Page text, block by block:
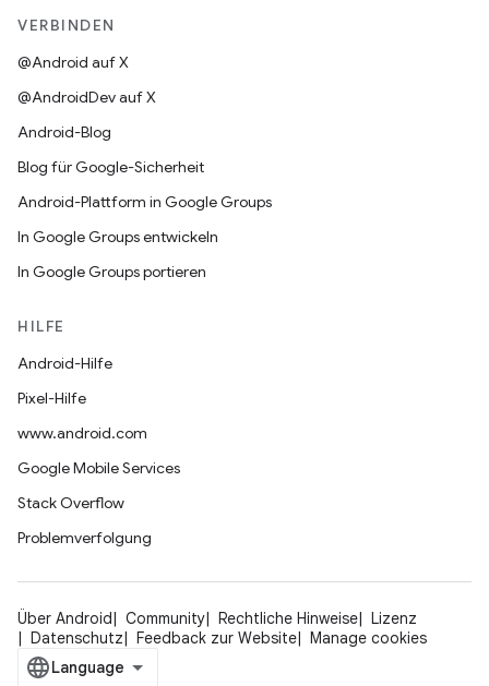
VERBINDEN
@Android auf X
@AndroidDev auf X
Android-Blog
Blog für Google-Sicherheit
Android-Plattform in Google Groups
In Google Groups entwickeln
In Google Groups portieren
HILFE
Android-Hilfe
Pixel-Hilfe
www.android.com
Google Mobile Services
Stack Overflow
Problemverfolgung
Über Android Community Rechtliche Hinweise
Lizenz
Datenschutz
Feedback zur Website Manage cookies